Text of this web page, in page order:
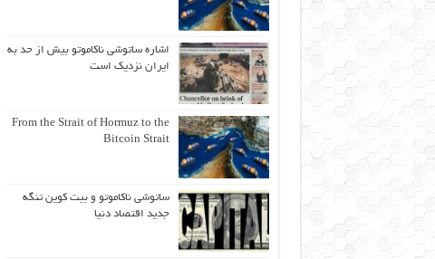
اشاره ساتوشی ناکاموتو بیش از حد به
ایران نزدیک است
From the Strait of Hormuz to the
Bitcoin Strait
ساتوشی ناکاموتو و بیت کوین تنگه
جدید اقتصاد دنیا